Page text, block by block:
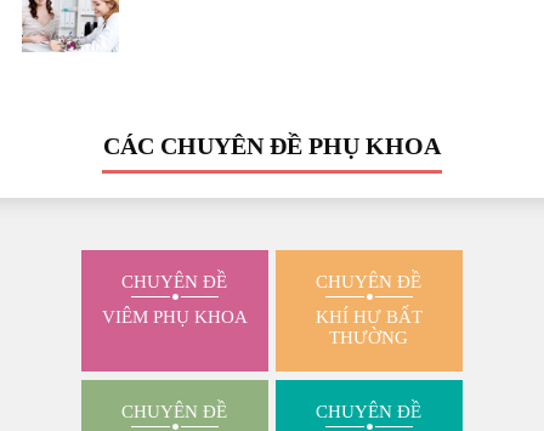
CÁC CHUYÊN ĐỀ PHỤ KHOA
CHUYÊN ĐỀ
VIÊM PHỤ KHOA
CHUYÊN ĐỀ
KHÍ HƯ BẤT
THƯỜNG
CHUYÊN ĐỀ
CHUYÊN ĐỀ